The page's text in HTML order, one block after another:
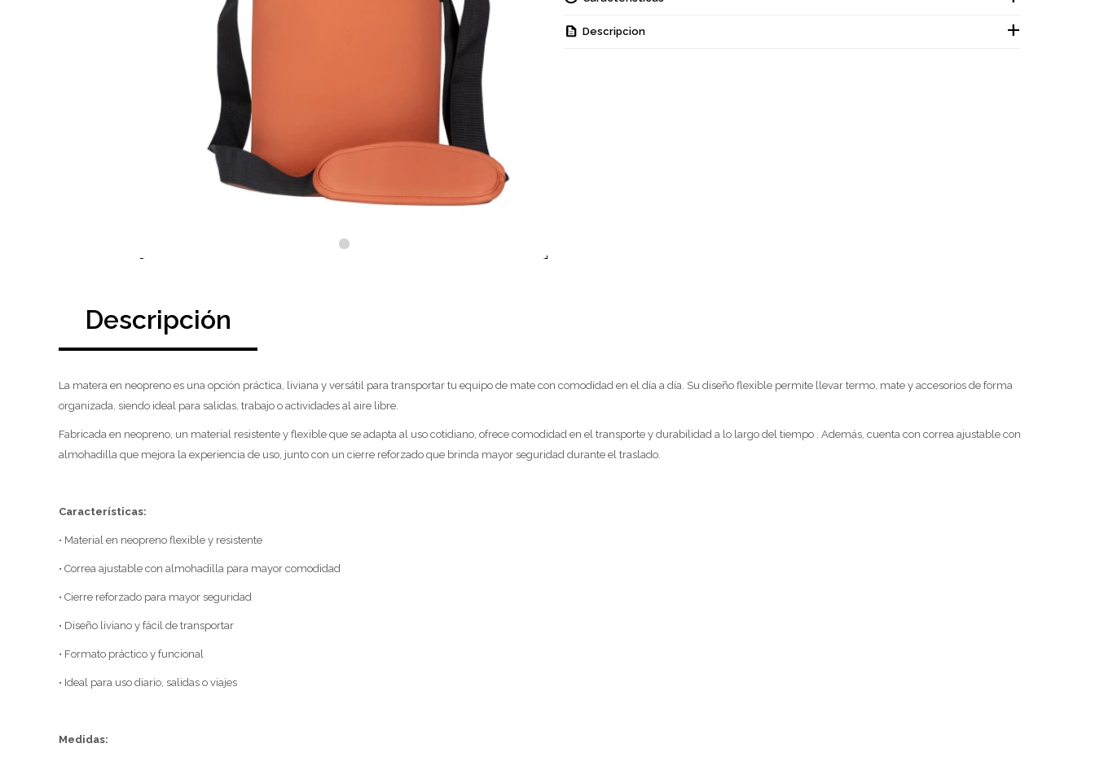
Descripcion
Descripción
La matera en neopreno es una opción práctica, liviana y versátil para transportar tu equipo de mate con comodidad en el día a día. Su diseño flexible permite llevar termo, mate y accesorios de forma
organizada, siendo ideal para salidas, trabajo o actividades al aire libre.
Fabricada en neopreno, un material resistente y flexible que se adapta al uso cotidiano, ofrece comodidad en el transporte y durabilidad a lo largo del tiempo . Además, cuenta con correa ajustable con
almohadilla que mejora la experiencia de uso, junto con un cierre reforzado que brinda mayor seguridad durante el traslado.
Características:
• Material en neopreno flexible y resistente
• Correa ajustable con almohadilla para mayor comodidad
• Cierre reforzado para mayor seguridad
• Diseño liviano y fácil de transportar
• Formato práctico y funcional
• Ideal para uso diario, salidas o viajes
Medidas: